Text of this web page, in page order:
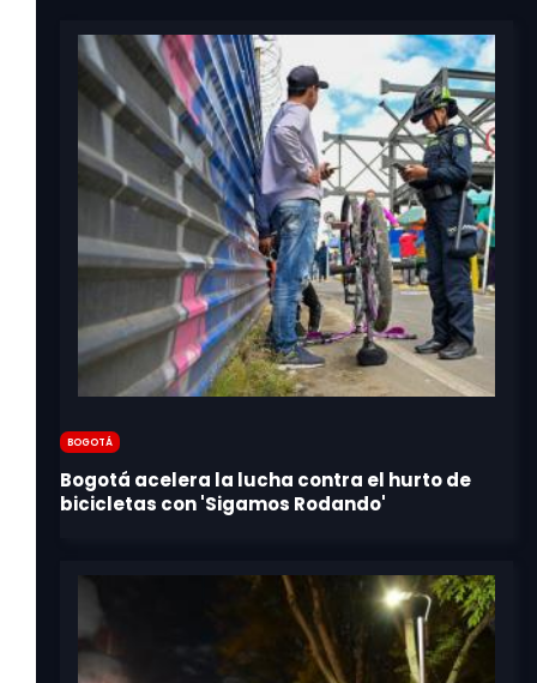
Bogotá